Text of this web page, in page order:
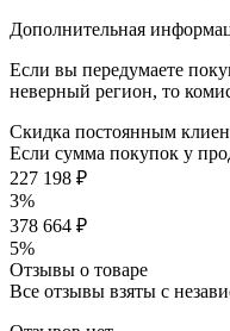
Дополнительная
Если вы передумаете
неверный регион, то
Скидка постоянным
Если сумма покупок у
227 198 ₽
3%
378 664 ₽
5%
Отзывы о товаре
Все отзывы взяты с